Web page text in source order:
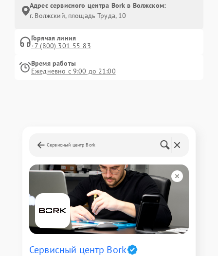
Адрес сервисного центра Bork в Волжском:
г. Волжский, площадь Труда, 10
Горячая линия
+7 (800) 301-55-83
Время работы
Ежедневно с 9:00 до 21:00
Сервисный центр Bork
Сервисный центр Bork